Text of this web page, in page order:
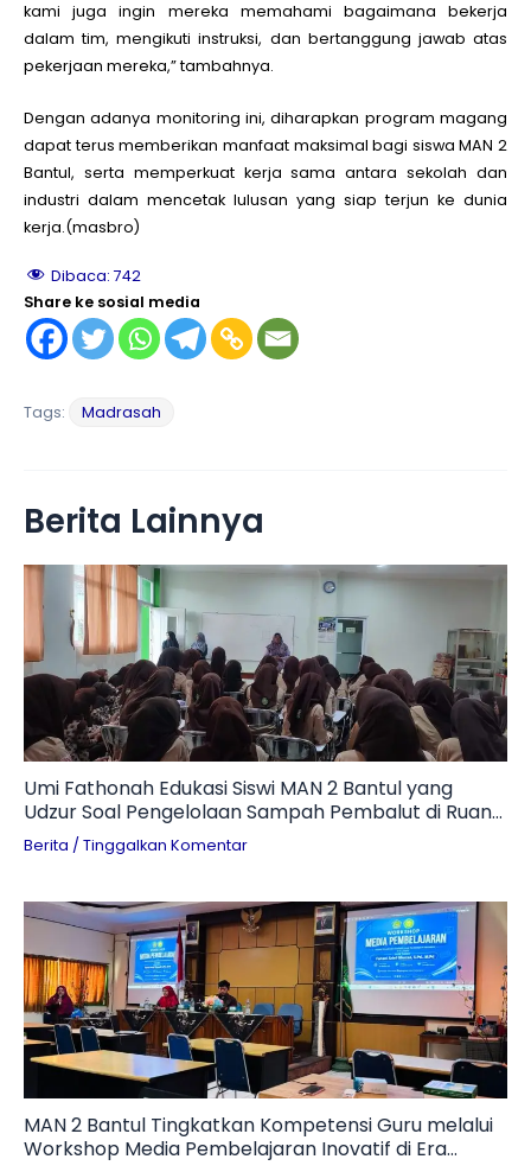
kami juga ingin mereka memahami bagaimana bekerja
dalam tim, mengikuti instruksi, dan bertanggung jawab atas
pekerjaan mereka,” tambahnya.
Dengan adanya monitoring ini, diharapkan program magang
dapat terus memberikan manfaat maksimal bagi siswa MAN 2
Bantul, serta memperkuat kerja sama antara sekolah dan
industri dalam mencetak lulusan yang siap terjun ke dunia
kerja.(masbro)
Dibaca: 742
Share ke sosial media
Tags: Madrasah
Berita Lainnya
Umi Fathonah Edukasi Siswi MAN 2 Bantul yang
Udzur Soal Pengelolaan Sampah Pembalut di Ruang
Otomotif
Berita / Tinggalkan Komentar
MAN 2 Bantul Tingkatkan Kompetensi Guru melalui
Workshop Media Pembelajaran Inovatif di Era